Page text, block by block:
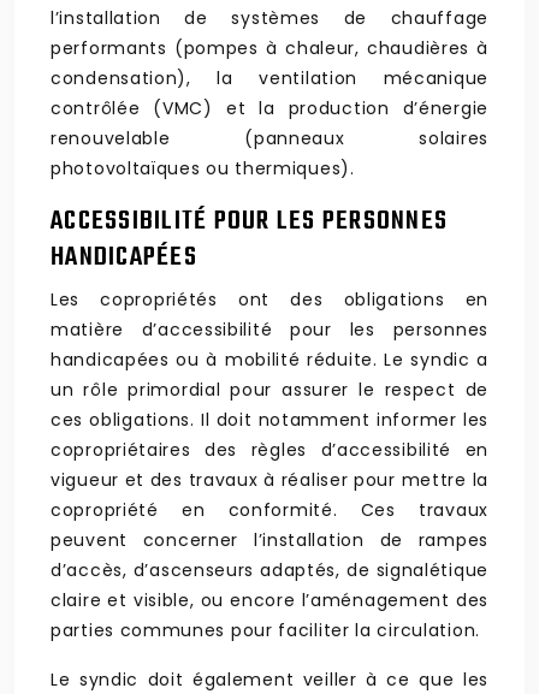
l’installation de systèmes de chauffage
performants (pompes à chaleur, chaudières à
condensation), la ventilation mécanique
contrôlée (VMC) et la production d’énergie
renouvelable (panneaux solaires
photovoltaïques ou thermiques).
ACCESSIBILITÉ POUR LES PERSONNES
HANDICAPÉES
Les copropriétés ont des obligations en
matière d’accessibilité pour les personnes
handicapées ou à mobilité réduite. Le syndic a
un rôle primordial pour assurer le respect de
ces obligations. Il doit notamment informer les
copropriétaires des règles d’accessibilité en
vigueur et des travaux à réaliser pour mettre la
copropriété en conformité. Ces travaux
peuvent concerner l’installation de rampes
d’accès, d’ascenseurs adaptés, de signalétique
claire et visible, ou encore l’aménagement des
parties communes pour faciliter la circulation.
Le syndic doit également veiller à ce que les